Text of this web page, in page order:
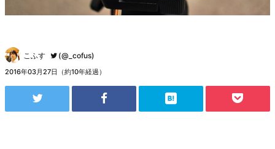
こふす (@_cofus)
2016年03月27日（約10年経過）